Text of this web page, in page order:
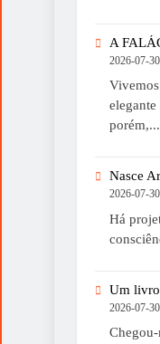
A
2026-07-30
porém,...
Nasce
2026-07-30
Há
Um livro
2026-07-30